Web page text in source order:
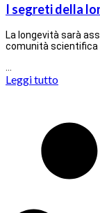
I segreti della
La longevità sarà
comunità scientifica
Leggi tutto